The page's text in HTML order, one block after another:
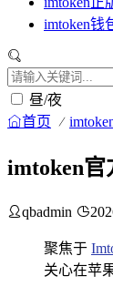
imtoken钱
昼/夜
首页
imtoken官
qbadmin
聚焦于
关心在苹